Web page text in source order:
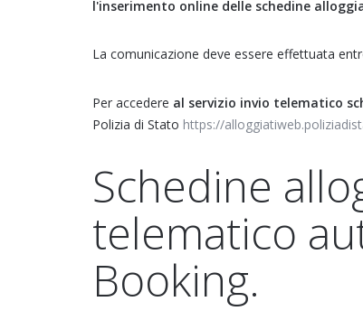
l'inserimento online delle schedine
La comunicazione deve essere effettuata
Per accedere al servizio invio telematico
Polizia di Stato https://
Schedine
telematico
Booking.